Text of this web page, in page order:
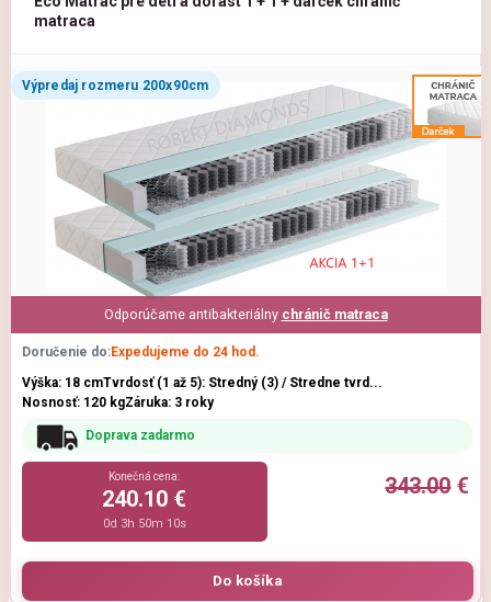
matraca
Výpredaj rozmeru 200x90cm
Odporúčame antibakteriálny chránič matraca
Doručenie do:Expedujeme do 24 hod.
Výška: 18 cmTvrdosť (1 až 5): Stredný (3) / Stredne tvrd...
Nosnosť: 120 kgZáruka: 3 roky
Doprava zadarmo
343.00€
Konečná cena:
240.10 €
0d 3h 50m 9s